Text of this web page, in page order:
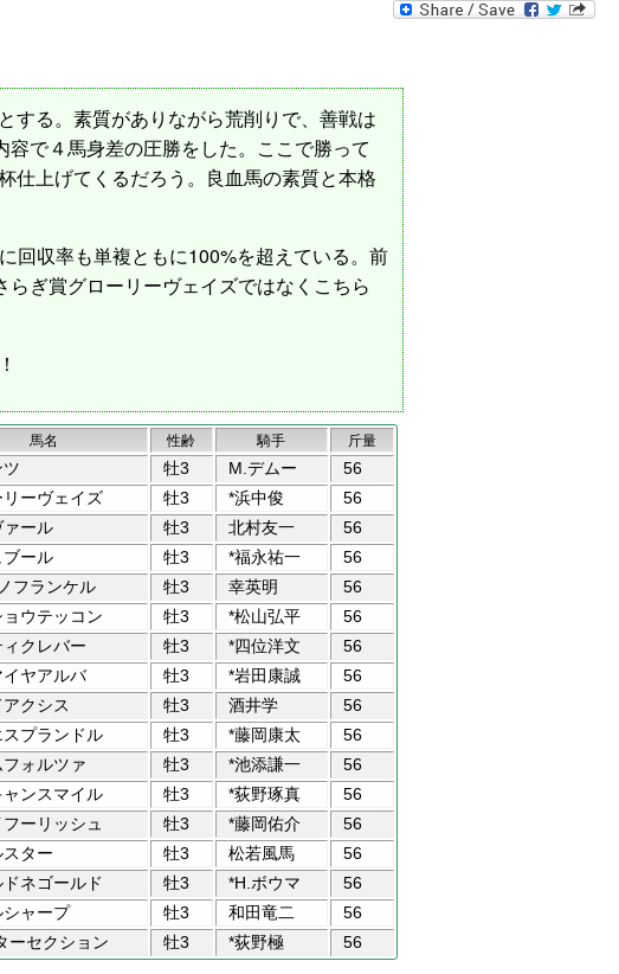
する。素質がありながら荒削りで、善戦は
で４馬身差の圧勝をした。ここで勝って
仕上げてくるだろう。良血馬の素質と本格
回収率も単複ともに100%を超えている。前
ぎ賞グローリーヴェイズではなくこちら
馬名 性齢 騎手
斤量
牡3 M.デムー
56
リーヴェイズ 牡3 *浜中俊
56
ァール 牡3 北村友一
56
ブール 牡3 *福永祐一
56
フランケル 牡3 幸英明
56
ョウテッコン 牡3 *松山弘平
56
クレバー 牡3 *四位洋文
56
イヤアルバ 牡3 *岩田康誠
56
アクシス 牡3 酒井学
56
スプランドル 牡3 *藤岡康太
56
フォルツァ 牡3 *池添謙一
56
ンスマイル 牡3 *荻野琢真
56
ーリッシュ 牡3 *藤岡佑介
56
ター 牡3 松若風馬
56
ネゴールド 牡3 *H.ボウマ
56
シャープ 牡3 和田竜二
56
ーセクション 牡3 *荻野極 56